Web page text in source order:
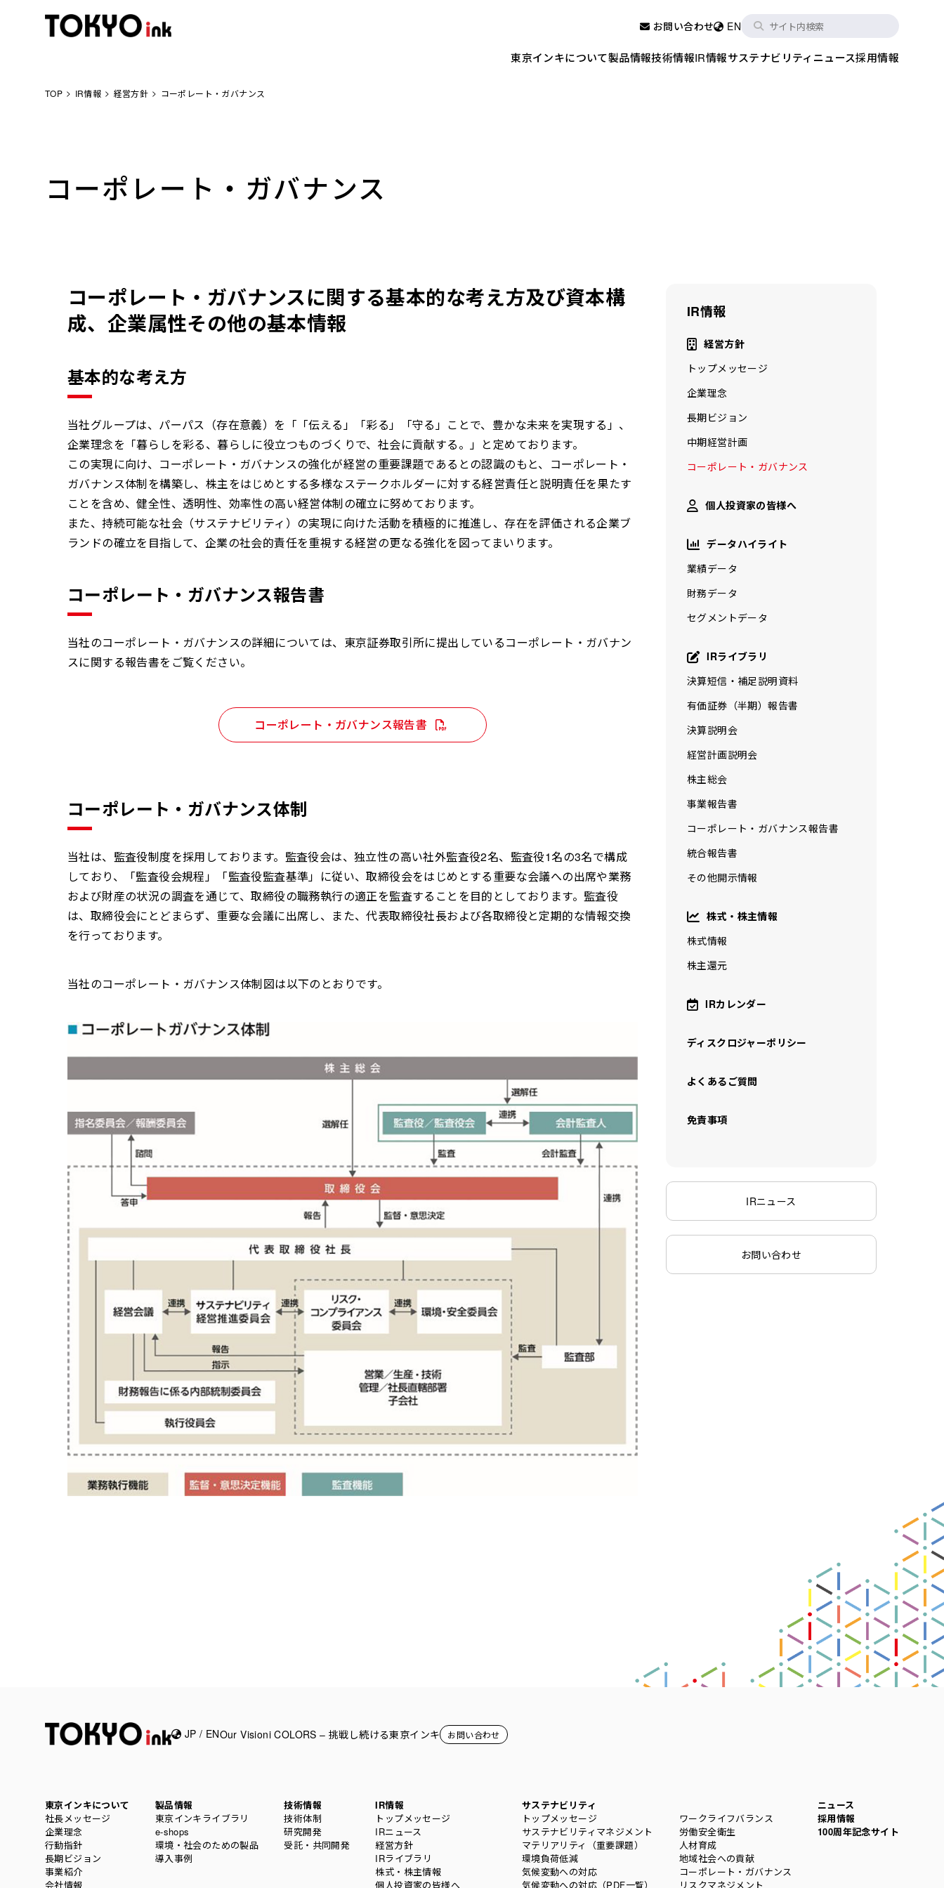
お問い合わせ EN
東京インキについて製品情報技術情報IR情報サステナビリティ ニュース採用情報
TOP IR情報 経営方針 コーポレート・ガバナンス
コーポレート・ガバナンス
コーポレート・ガバナンスに関する基本的な考え方及び資本構
成、企業属性その他の基本情報
基本的な考え方
当社グループは、パーパス（存在意義）を「「伝える」「彩る」「守る」ことで、豊かな未来を実現する」、
企業理念を「暮らしを彩る、暮らしに役立つものづくりで、社会に貢献する。」と定めております。
この実現に向け、コーポレート・ガバナンスの強化が経営の重要課題であるとの認識のもと、コーポレート・
ガバナンス体制を構築し、株主をはじめとする多様なステークホルダーに対する経営責任と説明責任を果たす
ことを含め、健全性、透明性、効率性の高い経営体制の確立に努めております。
また、持続可能な社会（サステナビリティ）の実現に向けた活動を積極的に推進し、存在を評価される企業ブ
ランドの確立を目指して、企業の社会的責任を重視する経営の更なる強化を図ってまいります。
コーポレート・ガバナンス報告書
当社のコーポレート・ガバナンスの詳細については、東京証券取引所に提出しているコーポレート・ガバナン
スに関する報告書をご覧ください。
コーポレート・ガバナンス報告書
コーポレート・ガバナンス体制
当社は、監査役制度を採用しております。監査役会は、独立性の高い社外監査役2名、監査役1名の3名で構成
しており、「監査役会規程」「監査役監査基準」に従い、取締役会をはじめとする重要な会議への出席や業務
および財産の状況の調査を通じて、取締役の職務執行の適正を監査することを目的としております。監査役
は、取締役会にとどまらず、重要な会議に出席し、また、代表取締役社長および各取締役と定期的な情報交換
を行っております。
当社のコーポレート・ガバナンス体制図は以下のとおりです。
IR情報
経営方針
トップメッセージ
企業理念
長期ビジョン
中期経営計画
コーポレート・ガバナンス
個人投資家の皆様へ
データハイライト
業績データ
財務データ
セグメントデータ
IRライブラリ
決算短信・補足説明資料
有価証券（半期）報告書
決算説明会
経営計画説明会
株主総会
事業報告書
コーポレート・ガバナンス報告書
統合報告書
その他開示情報
株式・株主情報
株式情報
株主還元
IRカレンダー
ディスクロジャーポリシー
よくあるご質問
免責事項
IRニュース
お問い合わせ
JP / ENOur Visioni COLORS – 挑戦し続ける東京インキ お問い合わせ
東京インキについて
社長メッセージ
企業理念
行動指針
長期ビジョン
事業紹介
会社情報
製品情報
東京インキライブラリ
e-shops
環境・社会のための製品
導入事例
技術情報
技術体制
研究開発
受託・共同開発
IR情報
トップメッセージ
IRニュース
経営方針
IRライブラリ
株式・株主情報
個人投資家の皆様へ
サステナビリティ
トップメッセージ
サステナビリティマネジメント
マテリアリティ（重要課題）
環境負荷低減
気候変動への対応
気候変動への対応（PDF一覧）
ワークライフバランス
労働安全衛生
人材育成
地域社会への貢献
コーポレート・ガバナンス
リスクマネジメント
ニュース
採用情報
100周年記念サイト